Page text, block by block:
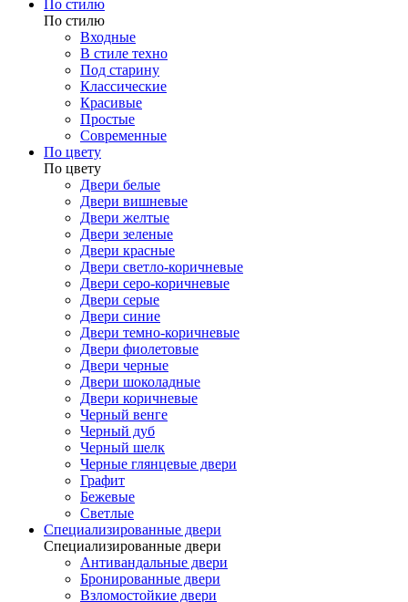
По стилю
По стилю
Входные
В стиле техно
Под старину
Классические
Красивые
Простые
Современные
По цвету
По цвету
Двери белые
Двери вишневые
Двери желтые
Двери зеленые
Двери красные
Двери светло-коричневые
Двери серо-коричневые
Двери серые
Двери синие
Двери темно-коричневые
Двери фиолетовые
Двери черные
Двери шоколадные
Двери коричневые
Черный венге
Черный дуб
Черный шелк
Черные глянцевые двери
Графит
Бежевые
Светлые
Специализированные двери
Специализированные двери
Антивандальные двери
Бронированные двери
Взломостойкие двери